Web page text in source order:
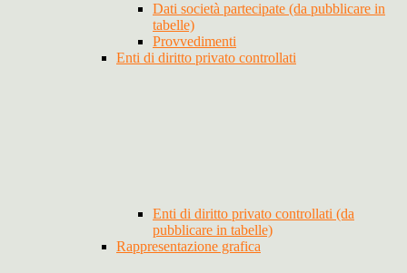
Dati società partecipate (da pubblicare in
tabelle)
Provvedimenti
Enti di diritto privato controllati
Enti di diritto privato controllati (da
pubblicare in tabelle)
Rappresentazione grafica